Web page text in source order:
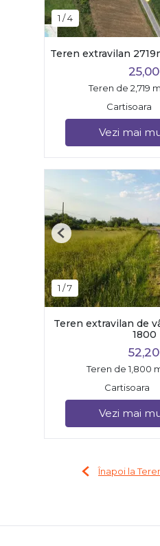
1 /4
Teren extravilan
Teren de 2,719
Cartisoara
Vezi mai
1 /7
Previous
Teren extravilan de
1800
Teren de 1,800
Cartisoara
Vezi mai
Înapoi la